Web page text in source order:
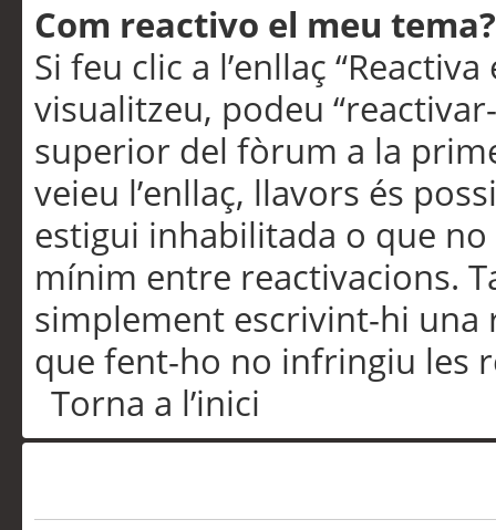
Com reactivo el meu tema?
Si feu clic a l’enllaç
visualitzeu, podeu
superior del fòrum a la
veieu l’enllaç, llavors és
estigui inhabilitada o que
mínim entre reactivacions.
simplement escrivint-hi una
que fent-ho no infringiu les
Torna a l’inici